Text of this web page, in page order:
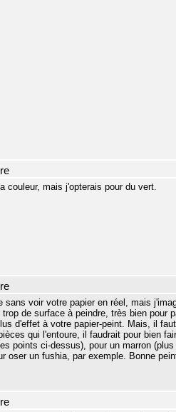
couleur, mais j'opterais pour du vert.
sans voir votre papier en réel, mais
de surface à peindre, très bien pour
d'effet à votre papier-peint. Mais, il
qui l'entoure, il faudrait pour bien
points ci-dessus), pour un marron
oser un fushia, par exemple. Bonne